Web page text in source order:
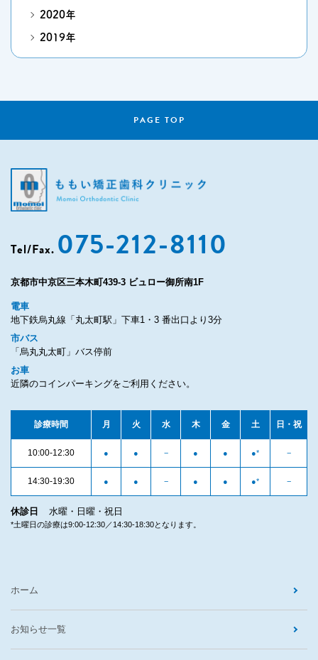
2020年
2019年
PAGE TOP
Tel/Fax. 075-212-8110
京都市中京区三本木町439-3 ビュロー御所南1F
電車
地下鉄烏丸線「丸太町駅」下車1・3 番出口より3分
市バス
「烏丸丸太町」バス停前
お車
近隣のコインパーキングをご利用ください。
診療時間 月 火 水 木 金 土 日・祝
10:00-12:30 ● ● − ● ● ●* −
14:30-19:30 ● ● − ● ● ●* −
休診日 水曜・日曜・祝日
*土曜日の診療は9:00-12:30／14:30-18:30となります。
ホーム
お知らせ一覧